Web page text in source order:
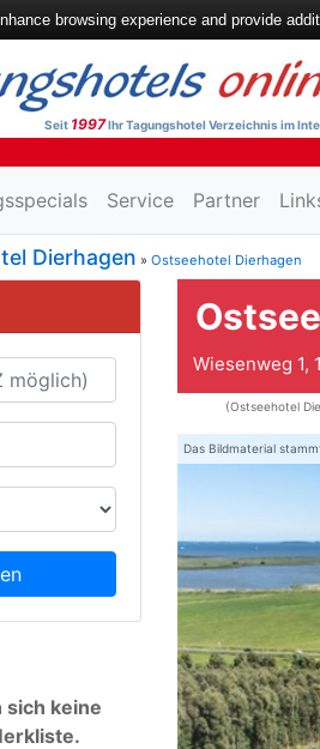
Seit 1997Ihr Tagungshotel Verzeichnis im
Service Partner
Dierhagen » Ostseehotel Dierhagen
keine
Wiesenweg 1,
(Ostseehotel
Das Bildmaterial
browsing experience and provide